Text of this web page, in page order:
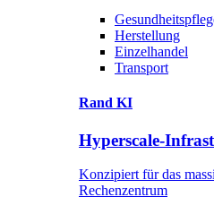
Herstellung
Einzelhandel
Transport
Rand KI
Hyperscale-
Konzipiert für das
Rechenzentrum